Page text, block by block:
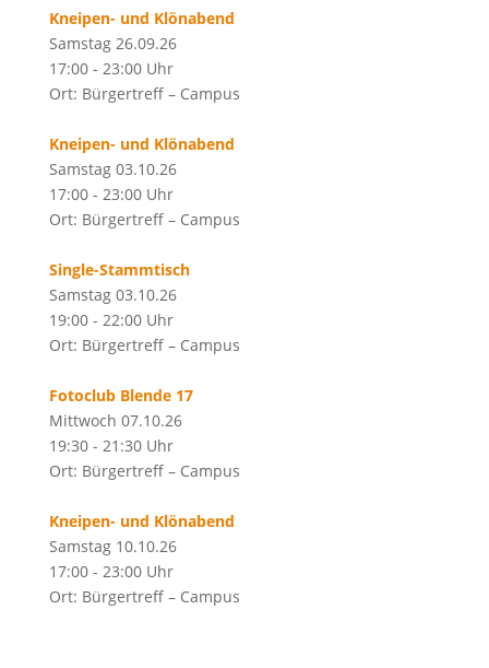
Kneipen- und Klönabend
Samstag 26.09.26
17:00 - 23:00 Uhr
Ort: Bürgertreff – Campus
Kneipen- und Klönabend
Samstag 03.10.26
17:00 - 23:00 Uhr
Ort: Bürgertreff – Campus
Single-Stammtisch
Samstag 03.10.26
19:00 - 22:00 Uhr
Ort: Bürgertreff – Campus
Fotoclub Blende 17
Mittwoch 07.10.26
19:30 - 21:30 Uhr
Ort: Bürgertreff – Campus
Kneipen- und Klönabend
Samstag 10.10.26
17:00 - 23:00 Uhr
Ort: Bürgertreff – Campus